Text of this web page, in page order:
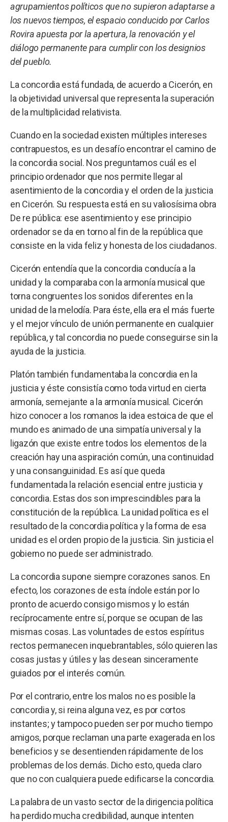
agrupamientos políticos que no supieron adaptarse a
los nuevos tiempos, el espacio conducido por Carlos
Rovira apuesta por la apertura, la renovación y el
diálogo permanente para cumplir con los designios
del pueblo.
La concordia está fundada, de acuerdo a Cicerón, en
la objetividad universal que representa la superación
de la multiplicidad relativista.
Cuando en la sociedad existen múltiples intereses
contrapuestos, es un desafío encontrar el camino de
la concordia social. Nos preguntamos cuál es el
principio ordenador que nos permite llegar al
asentimiento de la concordia y el orden de la justicia
en Cicerón. Su respuesta está en su valiosísima obra
De re pública: ese asentimiento y ese principio
ordenador se da en torno al fin de la república que
consiste en la vida feliz y honesta de los ciudadanos.
Cicerón entendía que la concordia conducía a la
unidad y la comparaba con la armonía musical que
torna congruentes los sonidos diferentes en la
unidad de la melodía. Para éste, ella era el más fuerte
y el mejor vínculo de unión permanente en cualquier
república, y tal concordia no puede conseguirse sin la
ayuda de la justicia.
Platón también fundamentaba la concordia en la
justicia y éste consistía como toda virtud en cierta
armonía, semejante a la armonía musical. Cicerón
hizo conocer a los romanos la idea estoica de que el
mundo es animado de una simpatía universal y la
ligazón que existe entre todos los elementos de la
creación hay una aspiración común, una continuidad
y una consanguinidad. Es así que queda
fundamentada la relación esencial entre justicia y
concordia. Estas dos son imprescindibles para la
constitución de la república. La unidad política es el
resultado de la concordia política y la forma de esa
unidad es el orden propio de la justicia. Sin justicia el
gobierno no puede ser administrado.
La concordia supone siempre corazones sanos. En
efecto, los corazones de esta índole están por lo
pronto de acuerdo consigo mismos y lo están
recíprocamente entre sí, porque se ocupan de las
mismas cosas. Las voluntades de estos espíritus
rectos permanecen inquebrantables, sólo quieren las
cosas justas y útiles y las desean sinceramente
guiados por el interés común.
Por el contrario, entre los malos no es posible la
concordia y, si reina alguna vez, es por cortos
instantes; y tampoco pueden ser por mucho tiempo
amigos, porque reclaman una parte exagerada en los
beneficios y se desentienden rápidamente de los
problemas de los demás. Dicho esto, queda claro
que no con cualquiera puede edificarse la concordia.
La palabra de un vasto sector de la dirigencia política
ha perdido mucha credibilidad, aunque intenten